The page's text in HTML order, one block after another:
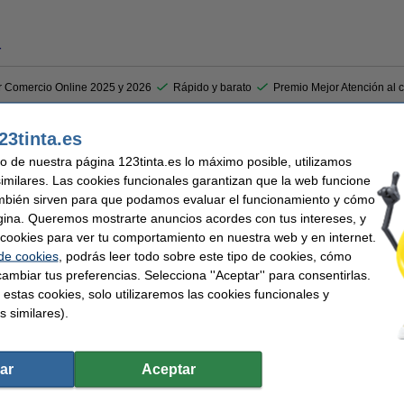
Comercio Online 2025 y 2026 Rápido y barato Premio Mejor Atención al
este archivador suave al tacto Leitz cosy esencial en azul sereno. Este
de 180°, puede archivar rápidamente varios documentos A4. La
el pulgar. Los papeles permanecerán seguros en su lugar gracias a las
juntos de forma ordenada con este archivador A4.
de nuestra página 123tinta.es lo máximo posible, utilizamos
Las cookies funcionales garantizan que la web funcione
sirven para que podamos evaluar el funcionamiento y cómo
Queremos mostrarte anuncios acordes con tus intereses, y
para ver tu comportamiento en nuestra web y en internet.
cookies, podrás leer todo sobre este tipo de cookies, cómo
tus preferencias. Selecciona ''Aceptar'' para consentirlas.
cookies, solo utilizaremos las cookies funcionales y
similares).
Aceptar